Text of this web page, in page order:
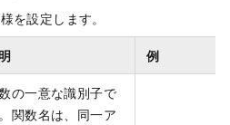
を設定します。
例
の一意な識別子で
関数名は、同一ア